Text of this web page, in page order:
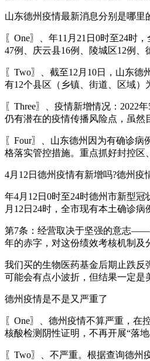
山东德州疫情最新消息分别是哪里
〖One〗、年11月21日0时至24时
47例、庆云县16例、陵城区12例、
〖Two〗、截至12月10日，山东
有12个县区（乡镇、街道、区域）
〖Three〗、疫情新增情况：2022
仍有潜在的疫情传播风险点，虽然
〖Four〗、山东德州因为有确诊
格落实管控措施。重点抓好封控区
4月12日德州疫情有新增吗?德州疫
年4月12日0时至24时德州市新型
月12日24时，全市现有本土确诊
第7条：经营取决于坚强的意志——
年的赤字，对这份绩效考核机制及
我们买的生物医药基金后期止跌
可能会有点小波折，但结果一定是
德州疫情是不是又严重了
〖One〗、德州疫情不算严重，在
核酸检测阴性证明，不再开展“落
〖Two〗、不严重。根据查询德州